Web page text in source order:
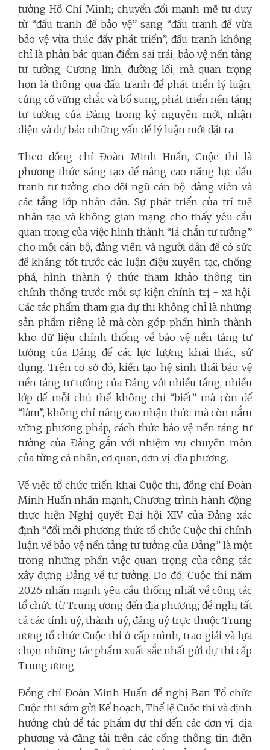
tưởng Hồ Chí Minh; chuyển đổi mạnh mẽ tư duy
từ “đấu tranh để bảo vệ” sang “đấu tranh để vừa
bảo vệ vừa thúc đẩy phát triển”, đấu tranh không
chỉ là phản bác quan điểm sai trái, bảo vệ nền tảng
tư tưởng, Cương lĩnh, đường lối, mà quan trọng
hơn là thông qua đấu tranh để phát triển lý luận,
củng cố vững chắc và bổ sung, phát triển nền tảng
tư tưởng của Đảng trong kỷ nguyên mới, nhận
diện và dự báo những vấn đề lý luận mới đặt ra.
Theo đồng chí Đoàn Minh Huấn, Cuộc thi là
phương thức sáng tạo để nâng cao năng lực đấu
tranh tư tưởng cho đội ngũ cán bộ, đảng viên và
các tầng lớp nhân dân. Sự phát triển của trí tuệ
nhân tạo và không gian mạng cho thấy yêu cầu
quan trọng của việc hình thành “lá chắn tư tưởng”
cho mỗi cán bộ, đảng viên và người dân để có sức
đề kháng tốt trước các luận điệu xuyên tạc, chống
phá, hình thành ý thức tham khảo thông tin
chính thống trước mỗi sự kiện chính trị - xã hội.
Các tác phẩm tham gia dự thi không chỉ là những
sản phẩm riêng lẻ mà còn góp phần hình thành
kho dữ liệu chính thống về bảo vệ nền tảng tư
tưởng của Đảng để các lực lượng khai thác, sử
dụng. Trên cơ sở đó, kiến tạo hệ sinh thái bảo vệ
nền tảng tư tưởng của Đảng với nhiều tầng, nhiều
lớp để mỗi chủ thể không chỉ “biết” mà còn để
“làm”, không chỉ nâng cao nhận thức mà còn nắm
vững phương pháp, cách thức bảo vệ nền tảng tư
tưởng của Đảng gắn với nhiệm vụ chuyên môn
của từng cá nhân, cơ quan, đơn vị, địa phương.
Về việc tổ chức triển khai Cuộc thi, đồng chí Đoàn
Minh Huấn nhấn mạnh, Chương trình hành động
thực hiện Nghị quyết Đại hội XIV của Đảng xác
định “đổi mới phương thức tổ chức Cuộc thi chính
luận về bảo vệ nền tảng tư tưởng của Đảng” là một
trong những phần việc quan trọng của công tác
xây dựng Đảng về tư tưởng. Do đó, Cuộc thi năm
2026 nhấn mạnh yêu cầu thống nhất về công tác
tổ chức từ Trung ương đến địa phương; đề nghị tất
cả các tỉnh uỷ, thành uỷ, đảng uỷ trực thuộc Trung
ương tổ chức Cuộc thi ở cấp mình, trao giải và lựa
chọn những tác phẩm xuất sắc nhất gửi dự thi cấp
Trung ương.
Đồng chí Đoàn Minh Huấn đề nghị Ban Tổ chức
Cuộc thi sớm gửi Kế hoạch, Thể lệ Cuộc thi và định
hướng chủ đề tác phẩm dự thi đến các đơn vị, địa
phương và đăng tải trên các cổng thông tin điện